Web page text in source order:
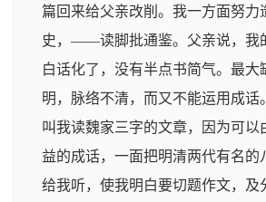
篇回来给父亲改削。我一方面努力
史，——读脚批通鉴。父亲说，我
白话化了，没有半点书简气。最大
明，脉络不清，而又不能运用成话
叫我读魏家三字的文章，因为可以
益的成话，一面把明清两代有名的
给我听，使我明白要切题作文，及